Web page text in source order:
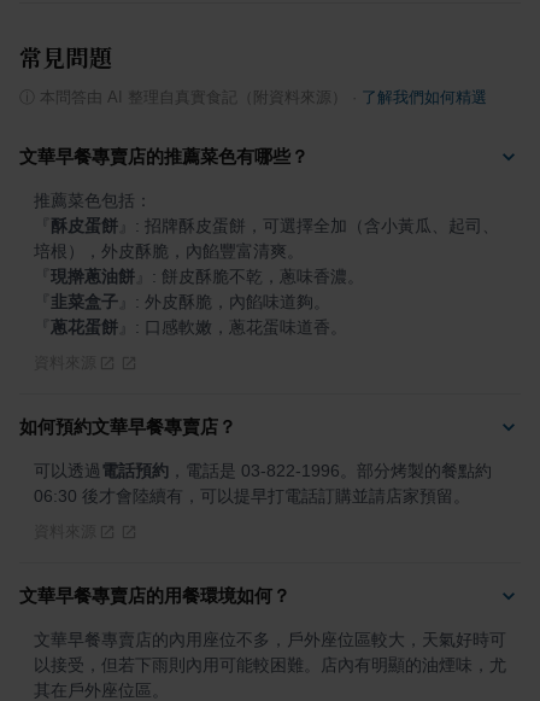
常見問題
本問答由 AI 整理自真實食記（附資料來源） 了解我們如何精選
文華早餐專賣店的推薦菜色有哪些？
酥皮蛋餅
: 招牌酥皮蛋餅，可選擇全加（含小黃瓜、起司、
現擀蔥油餅
韭菜盒子
蔥花蛋餅 : 口感軟嫩，蔥花蛋味道香。
如何預約文華早餐專賣店？
可以透過電話預約 ，電話是 03-822-1996。部分烤製的餐點約
06:30 後才會陸續有，可以提早打電話訂購並請店家預留。
文華早餐專賣店的用餐環境如何？
文華早餐專賣店的內用座位不多，戶外座位區較大，天氣好時可
以接受，但若下雨則內用可能較困難。店內有明顯的油煙味，尤
其在戶外座位區。